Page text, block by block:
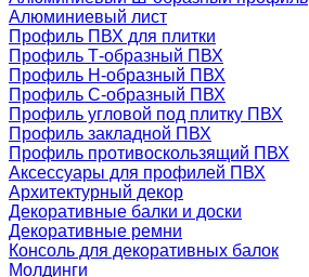
Алюминиевый лист
Профиль ПВХ для плитки
Профиль Т-образный ПВХ
Профиль H-образный ПВХ
Профиль C-образный ПВХ
Профиль угловой под плитку ПВХ
Профиль закладной ПВХ
Профиль противоскользящий ПВХ
Аксессуары для профилей ПВХ
Архитектурный декор
Декоративные балки и доски
Декоративные ремни
Консоль для декоративных балок
Молдинги